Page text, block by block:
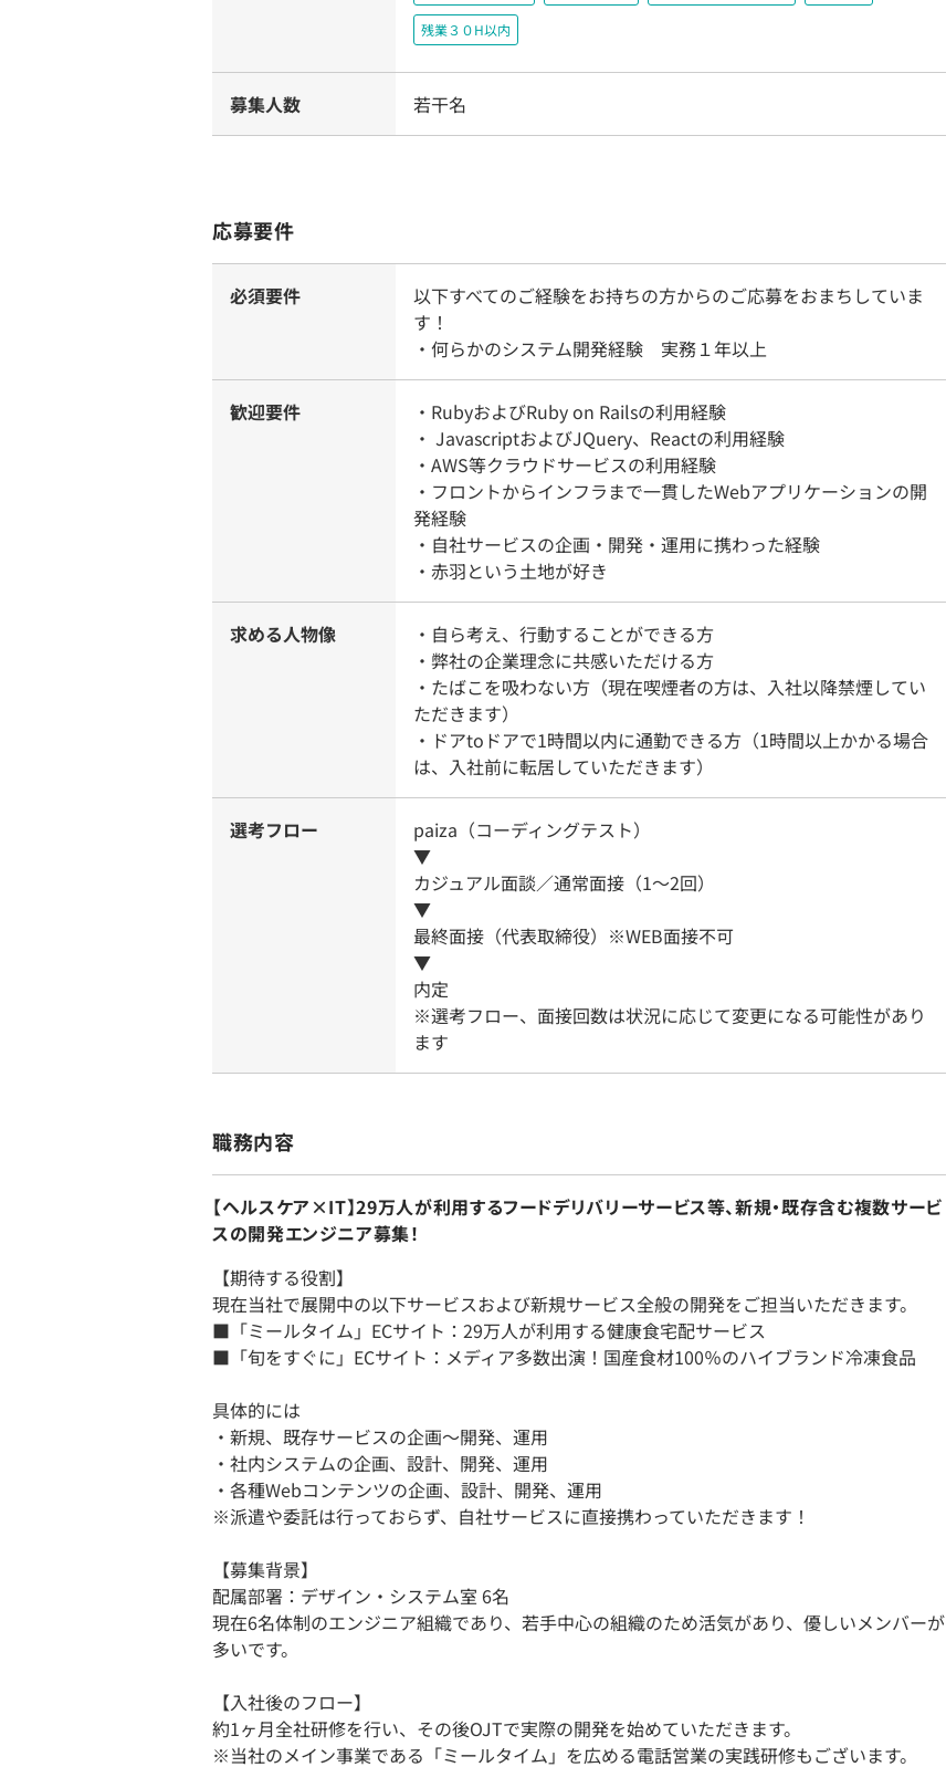
残業３０H以内
募集人数 若干名
応募要件
必須要件
以下すべてのご経験をお持ちの方からのご応募をおまちしていま
す！
・何らかのシステム開発経験 実務１年以上
歓迎要件
・RubyおよびRuby on Railsの利用経験
・ JavascriptおよびJQuery、Reactの利用経験
・AWS等クラウドサービスの利用経験
・フロントからインフラまで一貫したWebアプリケーションの開
発経験
・自社サービスの企画・開発・運用に携わった経験
・赤羽という土地が好き
求める人物像
・自ら考え、行動することができる方
・弊社の企業理念に共感いただける方
・たばこを吸わない方（現在喫煙者の方は、入社以降禁煙してい
ただきます）
・ドアtoドアで1時間以内に通勤できる方（1時間以上かかる場合
は、入社前に転居していただきます）
選考フロー
paiza（コーディングテスト）
▼
カジュアル面談／通常面接（1～2回）
▼
最終面接（代表取締役）※WEB面接不可
▼
内定
※選考フロー、面接回数は状況に応じて変更になる可能性があり
ます
職務内容
【ヘルスケア×IT】29万人が利用するフードデリバリーサービス等、新規・既存含む複数サービ
スの開発エンジニア募集！
【期待する役割】
現在当社で展開中の以下サービスおよび新規サービス全般の開発をご担当いただきます。
■「ミールタイム」ECサイト：29万人が利用する健康食宅配サービス
■「旬をすぐに」ECサイト：メディア多数出演！国産食材100％のハイブランド冷凍食品
具体的には
・新規、既存サービスの企画〜開発、運用
・社内システムの企画、設計、開発、運用
・各種Webコンテンツの企画、設計、開発、運用
※派遣や委託は行っておらず、自社サービスに直接携わっていただきます！
【募集背景】
配属部署：デザイン・システム室 6名
現在6名体制のエンジニア組織であり、若手中心の組織のため活気があり、優しいメンバーが
多いです。
【入社後のフロー】
約1ヶ月全社研修を行い、その後OJTで実際の開発を始めていただきます。
※当社のメイン事業である「ミールタイム」を広める電話営業の実践研修もございます。